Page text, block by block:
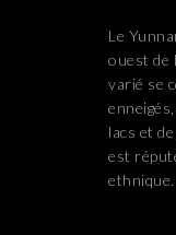
Le
ouest de
varié se
lacs et
est
ethnique.